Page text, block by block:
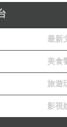
…是 ...
遠的做
最新
美食
旅遊
影視